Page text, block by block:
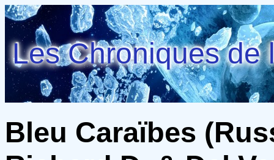
Les Chroniques de
Bleu Caraïbes